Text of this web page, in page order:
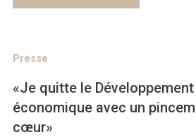
Presse
«Je quitte le Développement
économique avec un
cœur»